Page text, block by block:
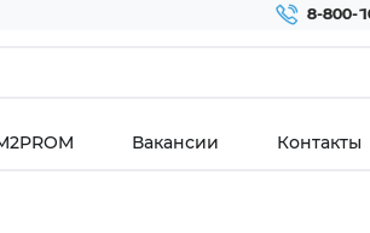
8-800-
Вакансии Контакты